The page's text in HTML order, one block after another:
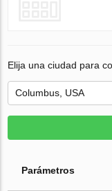
Elija una ciudad para
Parámetros